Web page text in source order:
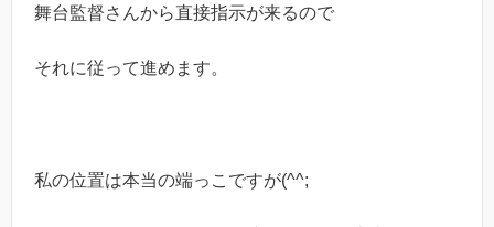
舞台監督さんから直接指示が来るので
それに従って進めます。
私の位置は本当の端っこですが(^^;